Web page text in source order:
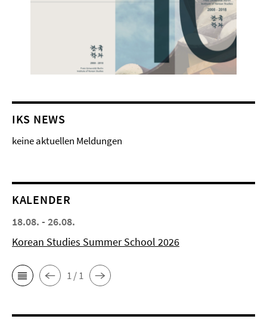
IKS NEWS
keine aktuellen Meldungen
KALENDER
18.08. - 26.08.
Korean Studies Summer School 2026
1 / 1